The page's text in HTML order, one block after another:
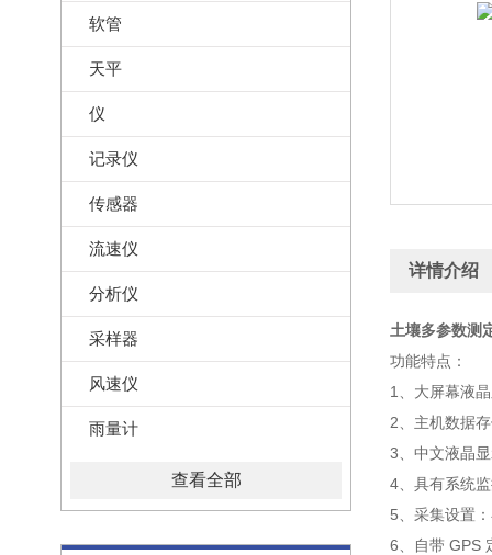
软管
天平
仪
记录仪
传感器
流速仪
分析仪
采样器
风速仪
雨量计
查看全部
详情介绍
土壤多参数测
功能特点：
1、大屏幕液
2、主机数据
3、中文液晶
4、具有系统
5、采集设置
6、自带 GPS